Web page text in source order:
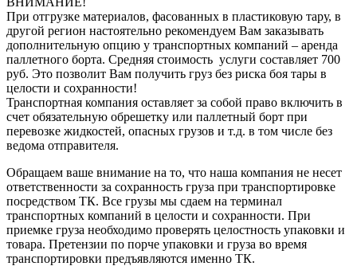
При отгрузке материалов, фасованных в пластиковую тару, в
другой регион настоятельно рекомендуем Вам заказывать
дополнительную опцию у транспортных компаний – аренда
паллетного борта. Средняя стоимость услуги составляет 700
руб. Это позволит Вам получить груз без риска боя тары в
целости и сохранности!
Транспортная компания оставляет за собой право включить в
счет обязательную обрешетку или паллетный борт при
перевозке жидкостей, опасных грузов и т.д. в том числе без
ведома отправителя.
Обращаем ваше внимание на то, что наша компания не несет
ответственности за сохранность груза при транспортировке
посредством ТК. Все грузы мы сдаем на терминал
транспортных компаний в целости и сохранности. При
приемке груза необходимо проверять целостность упаковки и
товара. Претензии по порче упаковки и груза во время
транспортировки предъявляются именно ТК.